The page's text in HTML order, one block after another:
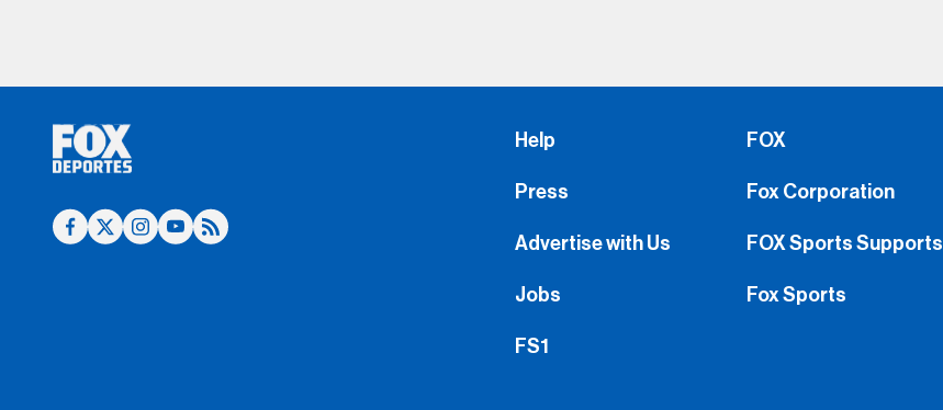
Help
Press
Advertise with Us
Jobs
FS1
FOX
Fox Corporation
FOX Sports Supports
Fox Sports